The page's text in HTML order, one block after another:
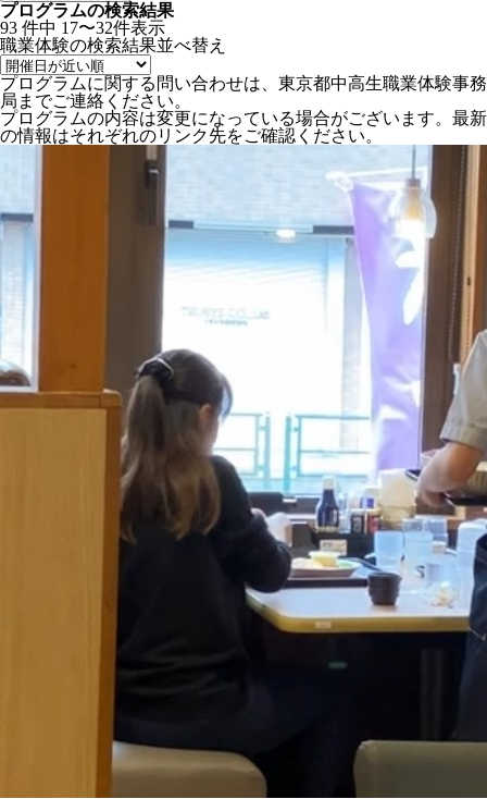
プログラムの検索結果
93 件中 17〜32件表示
職業体験の検索結果並べ替え
プログラムに関する問い合わせは、東京都中高生職業体験事務
局までご連絡ください。
プログラムの内容は変更になっている場合がございます。最新
の情報はそれぞれのリンク先をご確認ください。